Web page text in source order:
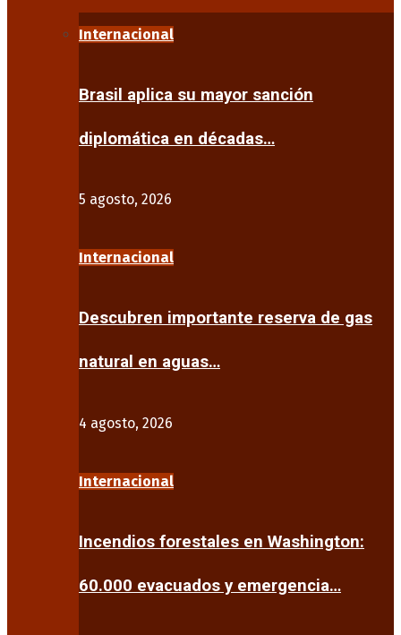
Internacional
Brasil aplica su mayor sanción
diplomática en décadas…
5 agosto, 2026
Internacional
Descubren importante reserva de gas
natural en aguas…
4 agosto, 2026
Internacional
Incendios forestales en Washington:
60.000 evacuados y emergencia…